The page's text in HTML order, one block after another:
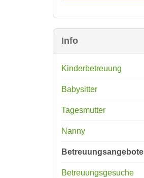
Info
Kinderbetreuung
Babysitter
Tagesmutter
Nanny
Betreuungsangebote
Betreuungsgesuche